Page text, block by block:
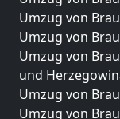
Umzug von
Umzug von
Umzug von
und
Umzug von
Umzug von